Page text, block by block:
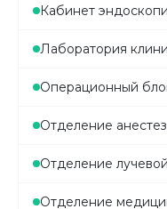
Кабинет
Лаборатория
Операционный
Отделение
Отделение
Отделение